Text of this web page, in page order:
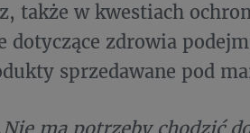
także w kwestiach
dotyczące zdrowia
sprzedawane pod
Nie ma potrzeby chodzić